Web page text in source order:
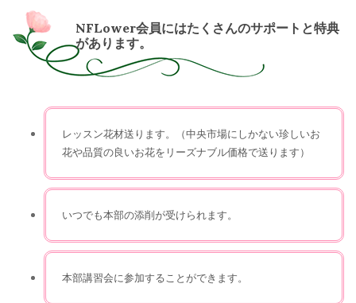
NFLower会員にはたくさんのサポートと特典
があります。
レッスン花材送ります。（中央市場にしかない珍しいお
花や品質の良いお花をリーズナブル価格で送ります）
いつでも本部の添削が受けられます。
本部講習会に参加することができます。